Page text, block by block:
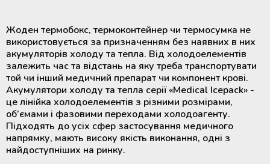
Жоден термобокс, термоконтейнер чи термосумка не
використовується за призначенням без наявних в них
акумуляторів холоду та тепла. Від холодоелементів
залежить час та відстань на яку треба транспортувати
той чи інший медичний препарат чи компонент крові.
Акумулятори холоду та тепла серії «Medical Icepack» -
це лінійка холодоелементів з різними розмірами,
об’ємами і фазовими переходами холодоагенту.
Підходять до усіх сфер застосування медичного
напрямку, мають високу якість виконання, одні з
найдоступніших на ринку.